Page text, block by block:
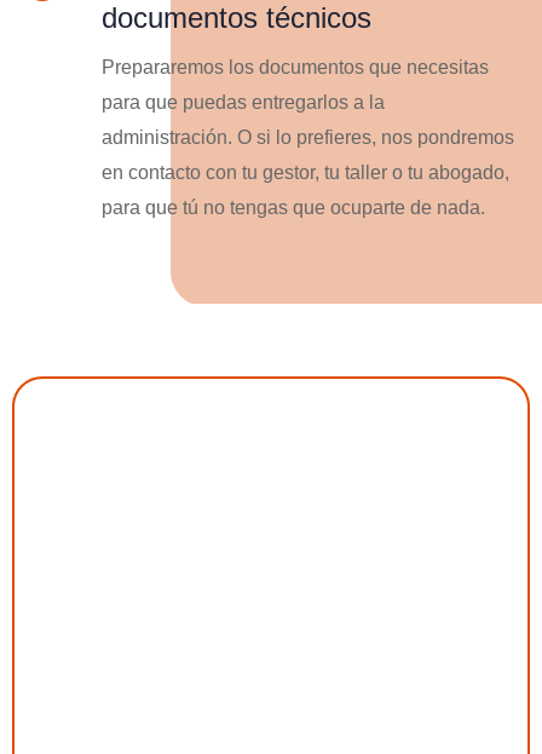
documentos técnicos
Prepararemos los documentos que necesitas
para que puedas entregarlos a la
administración. O si lo prefieres, nos pondremos
en contacto con tu gestor, tu taller o tu abogado,
para que tú no tengas que ocuparte de nada.